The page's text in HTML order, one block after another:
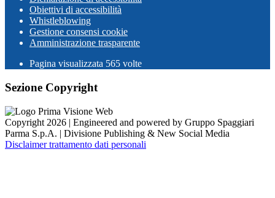
Obiettivi di accessibilità
Whistleblowing
Gestione consensi cookie
Amministrazione trasparente
Pagina visualizzata 565 volte
Sezione Copyright
Copyright 2026 | Engineered and powered by Gruppo Spaggiari
Parma S.p.A. | Divisione Publishing & New Social Media
Disclaimer trattamento dati personali